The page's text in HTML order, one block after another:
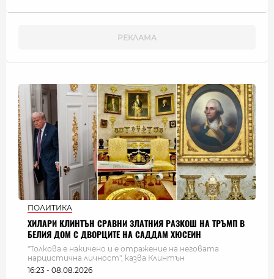
ПОЛИТИКА
ХИЛАРИ КЛИНТЪН СРАВНИ ЗЛАТНИЯ РАЗКОШ НА ТРЪМП В
БЕЛИЯ ДОМ С ДВОРЦИТЕ НА САДДАМ ХЮСЕИН
"Толкова е накичено и е отражение на неговата
нарцистична личност", казва Клинтън
16:23 - 08.08.2026